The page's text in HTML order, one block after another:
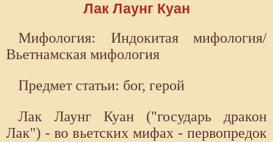
Лак Лаунг Куан
Мифология: Индокитая мифология/
Вьетнамская мифология
Предмет статьи: бог, герой
Лак Лаунг Куан ("государь дракон
Лак") - во вьетских мифах - первопредок